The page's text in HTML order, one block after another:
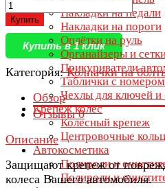
Накладки на педали
Накладки на пороги
Оплётки на руль
Органайзеры и
Прикуриватели
Таблички с
Чехлы для ключей и
Крепеж колес
Колесный крепеж
Центровочные
Автокосметика
Полироли и
Полироли и
Купить
Купить в 1 клик
Категория:Колпачки на
Обзор
Отзывы0
Описание
Защищают крепеж от
колеса Вашего автомобиля.